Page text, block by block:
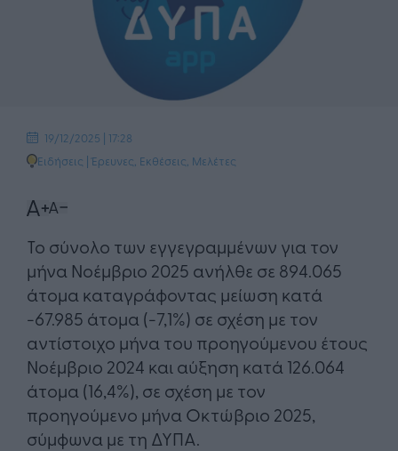
19/12/2025 | 17:28
Ειδήσεις |Έρευνες, Εκθέσεις, Μελέτες
Το σύνολο των εγγεγραμμένων για τον
μήνα Νοέμβριο 2025 ανήλθε σε 894.065
άτομα καταγράφοντας μείωση κατά
-67.985 άτομα (-7,1%) σε σχέση με τον
αντίστοιχο μήνα του προηγούμενου έτους
Νοέμβριο 2024 και αύξηση κατά 126.064
άτομα (16,4%), σε σχέση με τον
προηγούμενο μήνα Οκτώβριο 2025,
σύμφωνα με τη ΔΥΠΑ.